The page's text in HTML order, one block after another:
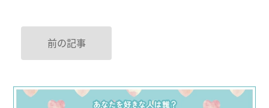
前の記事